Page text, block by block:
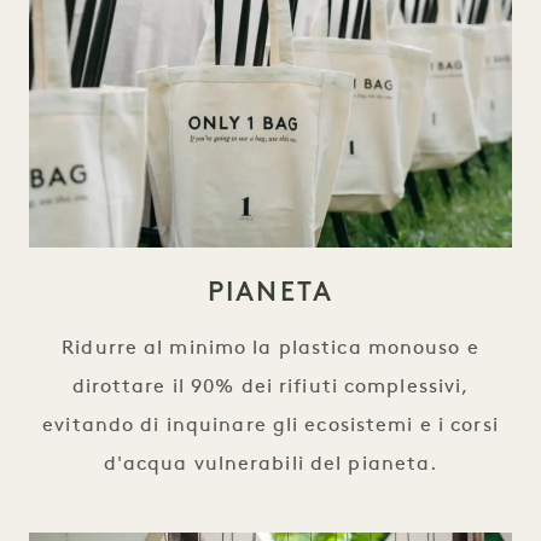
PIANETA
Ridurre al minimo la plastica monouso e
dirottare il 90% dei rifiuti complessivi,
evitando di inquinare gli ecosistemi e i corsi
d'acqua vulnerabili del pianeta.